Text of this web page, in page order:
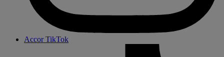
Accor TikTok